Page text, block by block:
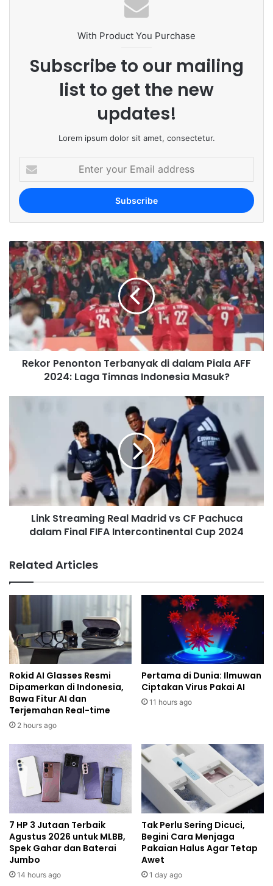
With Product You Purchase
Subscribe to our mailing
list to get the new
updates!
Lorem ipsum dolor sit amet, consectetur.
e
o
u
r
E
m
a
i
a
dRekor Penonton Terbanyak di dalam Piala AFF
2024: Laga Timnas Indonesia Masuk?
Link Streaming Real Madrid vs CF Pachuca
dalam Final FIFA Intercontinental Cup 2024
Related Articles
Rokid AI Glasses Resmi
Dipamerkan di Indonesia,
Bawa Fitur AI dan
Terjemahan Real-time
2 hours ago
Pertama di Dunia: Ilmuwan
Ciptakan Virus Pakai AI
11 hours ago
7 HP 3 Jutaan Terbaik
Agustus 2026 untuk MLBB,
Spek Gahar dan Baterai
Jumbo
14 hours ago
Tak Perlu Sering Dicuci,
Begini Cara Menjaga
Pakaian Halus Agar Tetap
Awet
1 day ago